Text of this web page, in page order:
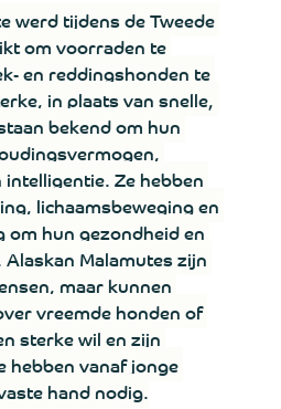
werd tijdens de Tweede
om voorraden te
en reddingshonden te
in plaats van snelle,
​​bekend om hun
Ze hebben
lichaamsbeweging en
hun gezondheid en
Malamutes zijn
maar kunnen
vreemde honden of
sterke wil en zijn
hebben vanaf jonge
hand nodig.